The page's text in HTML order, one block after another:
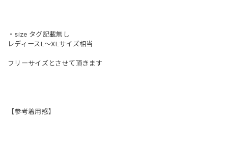
・size タグ記載無し
レディースL〜XLサイズ相当
フリーサイズとさせて頂きます
【参考着用感】